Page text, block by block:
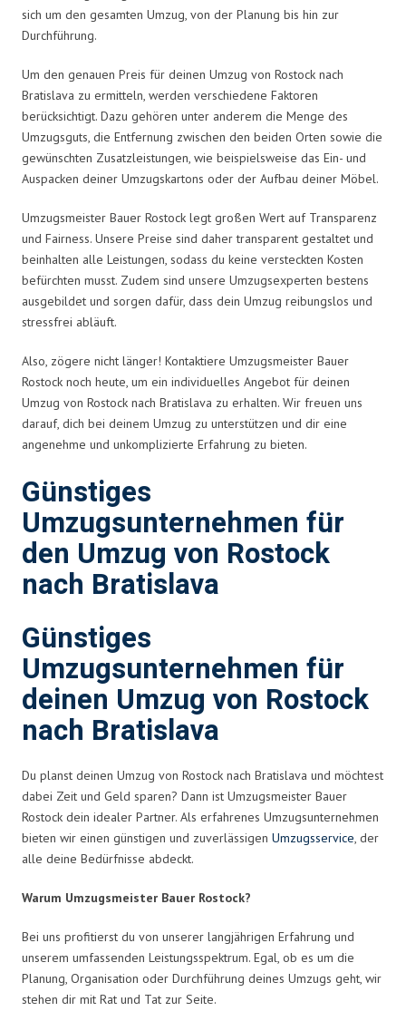
sich um den gesamten Umzug, von der Planung bis hin zur
Durchführung.
Um den genauen Preis für deinen Umzug von Rostock nach
Bratislava zu ermitteln, werden verschiedene Faktoren
berücksichtigt. Dazu gehören unter anderem die Menge des
Umzugsguts, die Entfernung zwischen den beiden Orten sowie die
gewünschten Zusatzleistungen, wie beispielsweise das Ein- und
Auspacken deiner Umzugskartons oder der Aufbau deiner Möbel.
Umzugsmeister Bauer Rostock legt großen Wert auf Transparenz
und Fairness. Unsere Preise sind daher transparent gestaltet und
beinhalten alle Leistungen, sodass du keine versteckten Kosten
befürchten musst. Zudem sind unsere Umzugsexperten bestens
ausgebildet und sorgen dafür, dass dein Umzug reibungslos und
stressfrei abläuft.
Also, zögere nicht länger! Kontaktiere Umzugsmeister Bauer
Rostock noch heute, um ein individuelles Angebot für deinen
Umzug von Rostock nach Bratislava zu erhalten. Wir freuen uns
darauf, dich bei deinem Umzug zu unterstützen und dir eine
angenehme und unkomplizierte Erfahrung zu bieten.
Günstiges
Umzugsunternehmen für
den Umzug von Rostock
nach Bratislava
Günstiges
Umzugsunternehmen für
deinen Umzug von Rostock
nach Bratislava
Du planst deinen Umzug von Rostock nach Bratislava und möchtest
dabei Zeit und Geld sparen? Dann ist Umzugsmeister Bauer
Rostock dein idealer Partner. Als erfahrenes Umzugsunternehmen
bieten wir einen günstigen und zuverlässigen Umzugsservice, der
alle deine Bedürfnisse abdeckt.
Warum Umzugsmeister Bauer Rostock?
Bei uns profitierst du von unserer langjährigen Erfahrung und
unserem umfassenden Leistungsspektrum. Egal, ob es um die
Planung, Organisation oder Durchführung deines Umzugs geht, wir
stehen dir mit Rat und Tat zur Seite.